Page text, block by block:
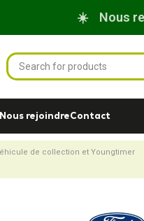
☀️ Nous
Nous rejoindreContact
de collection et Youngtimer